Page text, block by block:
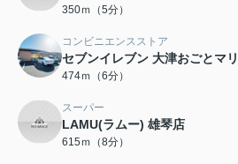
350ｍ（5分）
コンビニエンスストア
セブンイレブン 大津おごとマ
474ｍ（6分）
スーパー
LAMU(ラムー) 雄琴店
615ｍ（8分）